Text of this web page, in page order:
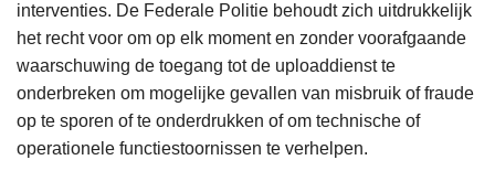
interventies. De Federale Politie behoudt zich uitdrukkelijk
het recht voor om op elk moment en zonder voorafgaande
waarschuwing de toegang tot de uploaddienst te
onderbreken om mogelijke gevallen van misbruik of fraude
op te sporen of te onderdrukken of om technische of
operationele functiestoornissen te verhelpen.